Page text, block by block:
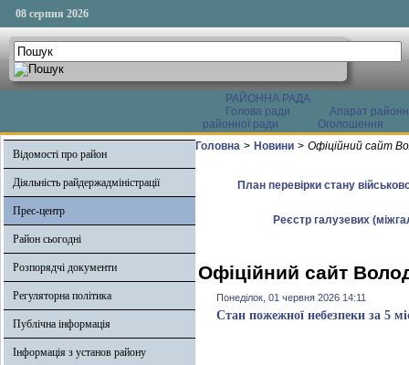
08 серпня 2026
РАЙОННА РАДА
Голова ради
Апарат
районної ради
Оголошення
Відомості про район
Діяльність райдержадміністрації
Прес-центр
Район сьогодні
Розпорядчі документи
Регуляторна політика
Публічна інформація
Інформація з установ району
Головна > Новини > Офіційний сайт
План перевірки стану
Реєстр галузевих
Офіційний сайт
Понеділок, 01 червня 2026 14:11
Стан пожежної небезпеки за 5